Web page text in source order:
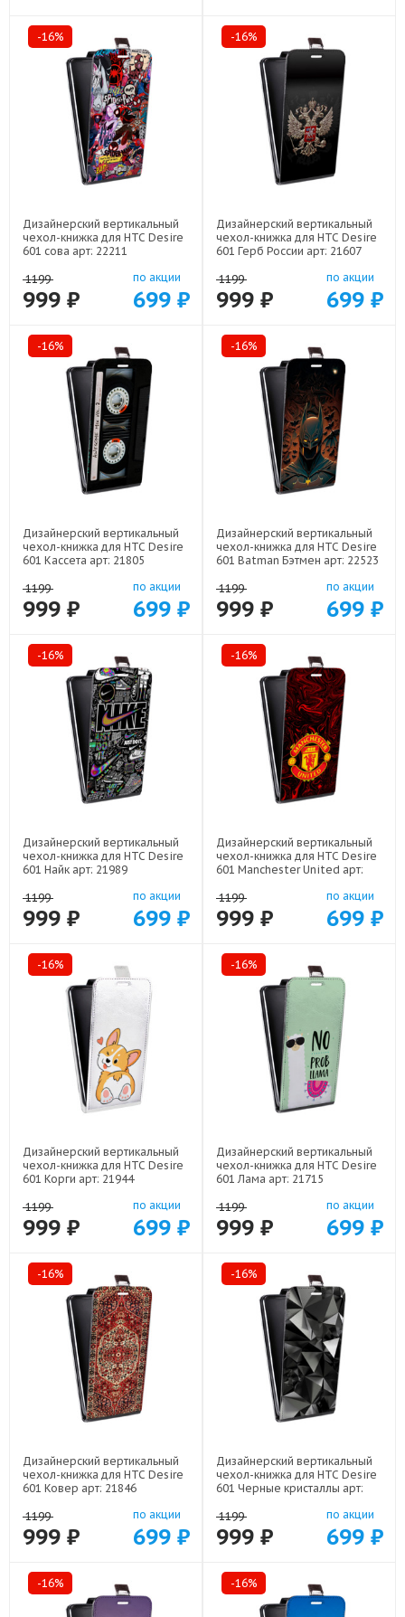
-16%
Дизайнерский вертикальный
чехол-книжка для HTC Desire
601 сова арт: 22211
1199
999 ₽
по акции
699 ₽
-16%
Дизайнерский вертикальный
чехол-книжка для HTC Desire
601 Герб России арт: 21607
1199
999 ₽
по акции
699 ₽
-16%
Дизайнерский вертикальный
чехол-книжка для HTC Desire
601 Кассета арт: 21805
1199
999 ₽
по акции
699 ₽
-16%
Дизайнерский вертикальный
чехол-книжка для HTC Desire
601 Batman Бэтмен арт: 22523
1199
999 ₽
по акции
699 ₽
-16%
Дизайнерский вертикальный
чехол-книжка для HTC Desire
601 Найк арт: 21989
1199
999 ₽
по акции
699 ₽
-16%
Дизайнерский вертикальный
чехол-книжка для HTC Desire
601 Manchester United арт:
1199
999 ₽
по акции
699 ₽
-16%
Дизайнерский вертикальный
чехол-книжка для HTC Desire
601 Корги арт: 21944
1199
999 ₽
по акции
699 ₽
-16%
Дизайнерский вертикальный
чехол-книжка для HTC Desire
601 Лама арт: 21715
1199
999 ₽
по акции
699 ₽
-16%
Дизайнерский вертикальный
чехол-книжка для HTC Desire
601 Ковер арт: 21846
1199
999 ₽
по акции
699 ₽
-16%
Дизайнерский вертикальный
чехол-книжка для HTC Desire
601 Черные кристаллы арт:
1199
999 ₽
по акции
699 ₽
-16% -16%